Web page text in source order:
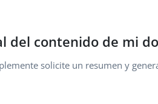
del contenido de mi
solicite un resumen y